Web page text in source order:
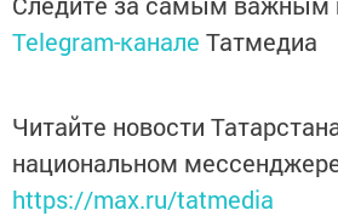
Telegram-канале Татмедиа
Читайте новости
национальном
https://max.ru/tatmedia